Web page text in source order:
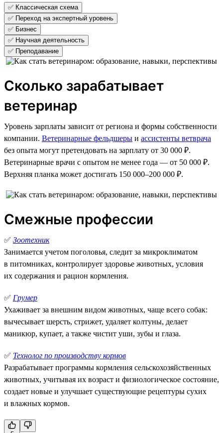
✅ Классическая схема
✅ Переход на экспертный уровень
✅ Бизнес
✅ Научная деятельность
✅ Преподавание
Сколько зарабатывает
ветеринар
Уровень зарплаты зависит от региона и формы собственности
компании. Ветеринарные фельдшеры и ассистенты ветврача
без опыта могут претендовать на зарплату от 30 000 ₽.
Ветеринарные врачи с опытом не менее года — от 50 000 ₽.
Верхняя планка может достигать 150 000–200 000 ₽.
Смежные профессии
✅ Зоотехник
Занимается учетом поголовья, следит за микроклиматом
в питомниках, контролирует здоровье животных, условия
их содержания и рацион кормления.
✅ Грумер
Ухаживает за внешним видом животных, чаще всего собак:
вычесывает шерсть, стрижет, удаляет колтуны, делает
маникюр, купает, а также чистит уши, зубы и глаза.
✅ Технолог по производству кормов
Разрабатывает программы кормления сельскохозяйственных
животных, учитывая их возраст и физиологическое состояние,
создает новые и улучшает существующие рецептуры сухих
и влажных кормов.